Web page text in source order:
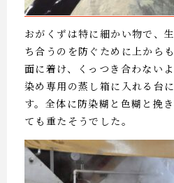
おがくずは特に細かい物で、
ち合うのを防ぐために上から
面に着け、くっつき合わない
染め専用の蒸し箱に入れる台
す。全体に防染糊と色糊と挽
ても重たそうでした。